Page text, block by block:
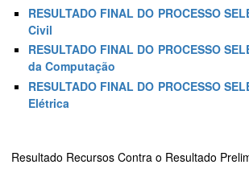
RESULTADO FINAL DO PROCESSO
Civil
RESULTADO FINAL DO PROCESSO
da Computação
RESULTADO FINAL DO PROCESSO
Elétrica
Resultado Recursos Contra o Resultado